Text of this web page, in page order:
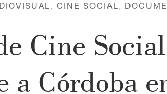
, CINE SOCIAL,
Cine
a Córdoba